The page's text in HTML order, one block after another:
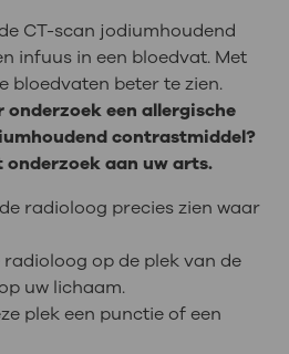
CT-scan jodiumhoudend
infuus in een bloedvat. Met
bloedvaten beter te zien.
onderzoek een allergische
contrastmiddel?
aan uw arts.
radioloog precies zien waar
radioloog op de plek van de
uw lichaam.
plek een punctie of een